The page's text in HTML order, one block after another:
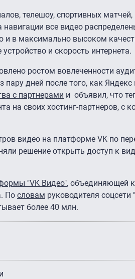
телешоу, спортивных матчей,
все видео
и в максимально высоком
и скорость интернета.
ростом вовлеченности
дней после того, как
с партнерами и объявил, что
на своих хостинг-партнеров, с
видео на платформе VK по
решение открыть доступ к
"VK Видео", объединяющей
По словам руководителя соцсети
более 40 млн.